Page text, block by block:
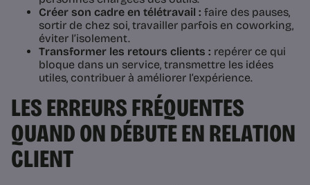
Créer son cadre en télétravail : faire des pauses,
sortir de chez soi, travailler parfois en coworking,
éviter l’isolement.
Transformer les retours clients : repérer ce qui
bloque dans un service, transmettre les idées
utiles, contribuer à améliorer l’expérience.
LES ERREURS FRÉQUENTES
QUAND ON DÉBUTE EN RELATION
CLIENT